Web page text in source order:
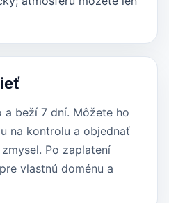
a beží 7 dní. Môžete ho
na kontrolu a objednať
Po zaplatení
vlastnú doménu a